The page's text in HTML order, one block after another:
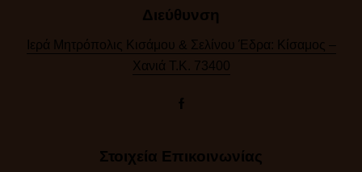
Διεύθυνση
Ιερά Μητρόπολις Κισάμου & Σελίνου Έδρα: Κίσαμος –
Χανιά Τ.Κ. 73400
Στοιχεία Επικοινωνίας